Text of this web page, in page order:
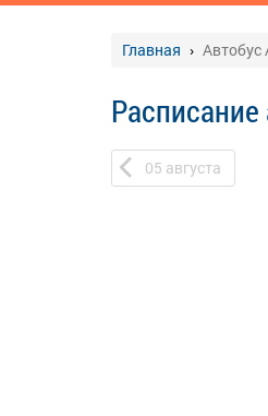
Главная Автобус
05 августа